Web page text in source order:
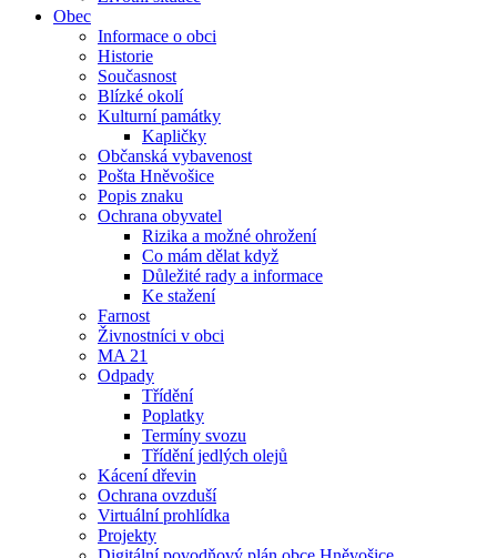
Obec
Informace o obci
Historie
Současnost
Blízké okolí
Kulturní památky
Kapličky
Občanská vybavenost
Pošta Hněvošice
Popis znaku
Ochrana obyvatel
Rizika a možné ohrožení
Co mám dělat když
Důležité rady a informace
Ke stažení
Farnost
Živnostníci v obci
MA 21
Odpady
Třídění
Poplatky
Termíny svozu
Třídění jedlých olejů
Kácení dřevin
Ochrana ovzduší
Virtuální prohlídka
Projekty